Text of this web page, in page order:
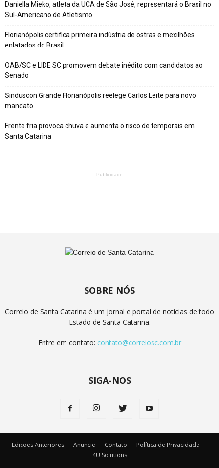
Daniella Mieko, atleta da UCA de São José, representará o Brasil no
Sul-Americano de Atletismo
Florianópolis certifica primeira indústria de ostras e mexilhões
enlatados do Brasil
OAB/SC e LIDE SC promovem debate inédito com candidatos ao
Senado
Sinduscon Grande Florianópolis reelege Carlos Leite para novo
mandato
Frente fria provoca chuva e aumenta o risco de temporais em
Santa Catarina
Publicidade
SOBRE NÓS
Correio de Santa Catarina é um jornal e portal de notícias de todo
Estado de Santa Catarina.
Entre em contato: contato@correiosc.com.br
SIGA-NOS
Edições Anteriores Anuncie Contato
Política de Privacidade
4U Solutions